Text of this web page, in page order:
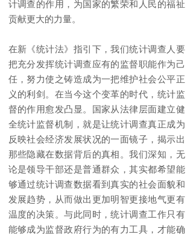
计调查的作用，为国家的繁荣和人民的福祉
贡献更大的力量。
在新《统计法》指引下，我们统计调查人要
把充分发挥统计调查应有的监督职能作为己
任，努力使之铸造成为一把维护社会公平正
义的利剑。在当今这个变革的时代，统计监
督的作用愈发凸显。国家从法律层面建立健
全统计监督机制，就是让统计调查真正成为
反映社会经济发展状况的一面镜子，揭示出
那些隐藏在数据背后的真相。我们深知，无
论是领导干部还是普通群众，其实都希望能
够通过统计调查数据看到真实的社会面貌和
发展趋势，从而做出更加明智更接地气更有
温度的决策。与此同时，统计调查工作只有
能够成为监督政府行为的有力工具，才能确